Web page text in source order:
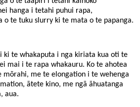
hanga i tetahi puhui rapa,
o te tuku slurry ki te mata o te papanga.
ki te whakaputa i nga kiriata kua oti te
mai i te rapa whakauru. Ko te ahotea
mōrahi, me te elongation i te wehenga
ātete kino, me ngā āhuatanga
aua.